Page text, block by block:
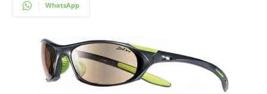
WhatsApp